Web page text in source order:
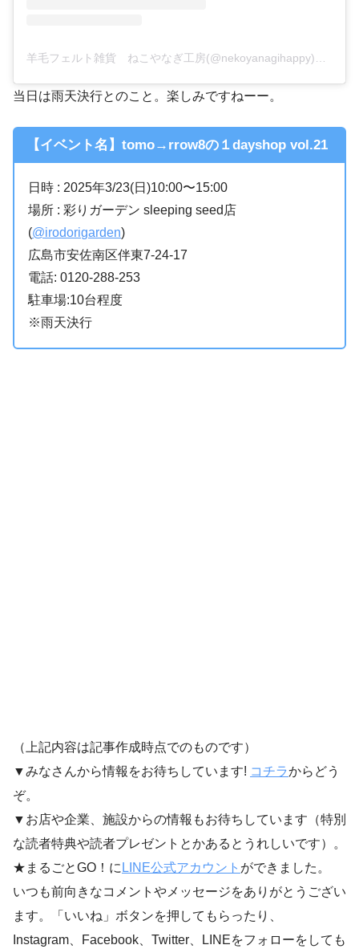
羊毛フェルト雑貨 ねこやなぎ工房(@nekoyanagihappy)がシェアした投稿
当日は雨天決行とのこと。楽しみですねーー。
【イベント名】tomo→rrow8の１dayshop vol.21
日時 : 2025年3/23(日)10:00〜15:00
場所 : 彩りガーデン sleeping seed店
(@irodorigarden)
広島市安佐南区伴東7-24-17
電話: 0120-288-253
駐車場:10台程度
※雨天決行
（上記内容は記事作成時点でのものです）
▼みなさんから情報をお待ちしています! コチラからどう
ぞ。
▼お店や企業、施設からの情報もお待ちしています（特別
な読者特典や読者プレゼントとかあるとうれしいです）。
★まるごとGO！に LINE公式アカウント ができました。
いつも前向きなコメントやメッセージをありがとうござい
ます。「いいね」ボタンを押してもらったり、
Instagram、Facebook、Twitter、LINEをフォローをしても